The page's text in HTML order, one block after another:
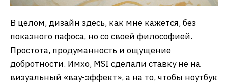
В целом, дизайн здесь, как мне кажется, без
показного пафоса, но со своей философией.
Простота, продуманность и ощущение
добротности. Имхо, MSI сделали ставку не на
визуальный «вау-эффект», а на то, чтобы ноутбук